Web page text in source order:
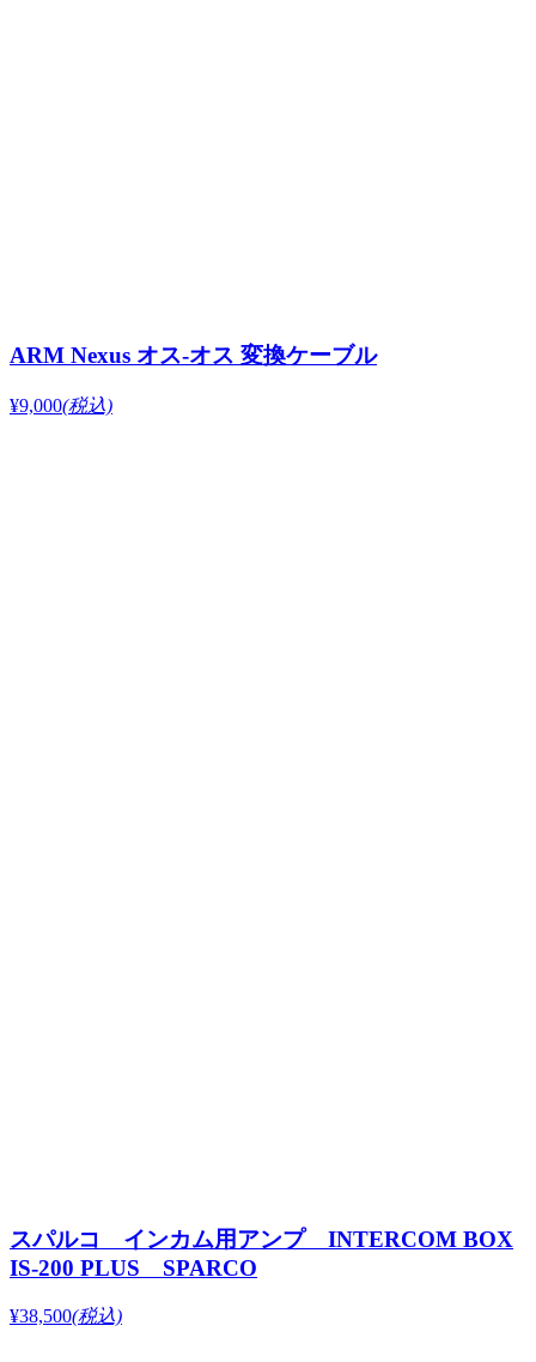
ARM Nexus オス-オス 変換ケーブル
¥9,000(税込)
スパルコ インカム用アンプ INTERCOM BOX
IS-200 PLUS SPARCO
¥38,500(税込)